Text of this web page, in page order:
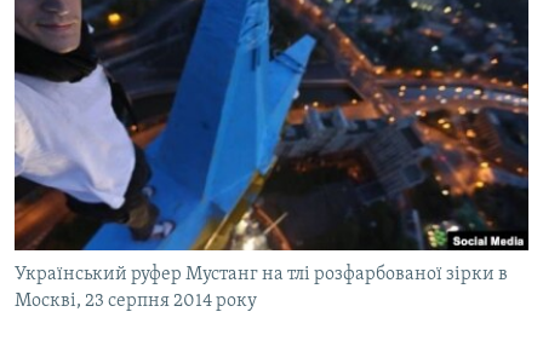
ВСЕ ЗА ДЕНЬ
СПЕЦПРОЕКТИ
ДЕПОРТАЦІЯ
ВІДЕОУРОКИ «ELIFBE»
СВІДЧЕННЯ ОКУПАЦІЇ
УКРАЇНСЬКА ПРОБЛЕМА КРИМУ
ІНФОГРАФІКА
ЯК ОБІЙТИ БЛОКУВАННЯ
Русский
Qırımtatar
ДОЛУЧАЙСЯ!
Український руфер Мустанг на тлі розфарбованої зірки в
Москві, 23 серпня 2014 року